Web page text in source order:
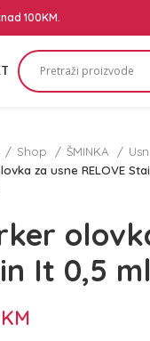
100KM.
Shop ŠMINKA
za usne RELOVE
It 0,5 ml
KM